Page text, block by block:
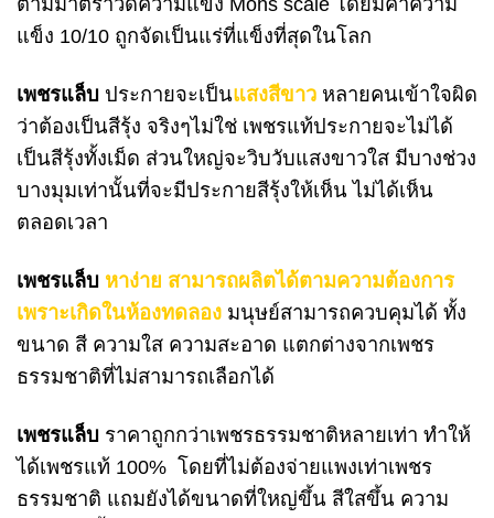
แข็ง 10/10 ถูกจัดเป็นแร่ที่แข็งที่สุดในโลก
เพชรแล็บ ประกายจะเป็นแสงสีขาว หลายคนเข้าใจผิด
ว่าต้องเป็นสีรุ้ง จริงๆไม่ใช่ เพชรแท้ประกายจะไม่ได้
เป็นสีรุ้งทั้งเม็ด ส่วนใหญ่จะวิบวับแสงขาวใส มีบางช่วง
บางมุมเท่านั้นที่จะมีประกายสีรุ้งให้เห็น ไม่ได้เห็น
ตลอดเวลา
เพชรแล็บ หาง่าย สามารถผลิตได้ตามความต้องการ
เพราะเกิดในห้องทดลอง มนุษย์สามารถควบคุมได้ ทั้ง
ขนาด สี ความใส ความสะอาด แตกต่างจากเพชร
ธรรมชาติที่ไม่สามารถเลือกได้
เพชรแล็บ ราคาถูกกว่าเพชรธรรมชาติหลายเท่า ทำให้
ได้เพชรแท้ 100% โดยที่ไม่ต้องจ่ายแพงเท่าเพชร
ธรรมชาติ แถมยังได้ขนาดที่ใหญ่ขึ้น สีใสขึ้น ความ